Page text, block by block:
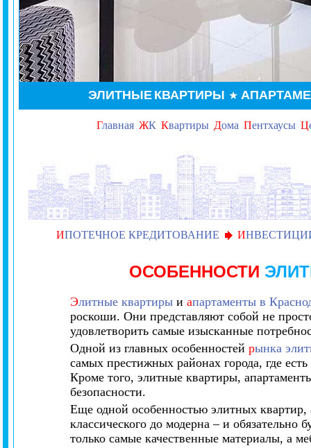
ЭЛИТНЫЕ КВАРТИРЫ ★
Главная ЖК Квартиры Дома Пентхаусы Ц
ИПОТЕЧНОЕ КРЕДИТОВАНИЕ И
ОСОБЕННОСТИ
Элитные квартиры и апартаменты в
роскоши. Они представляют собой не
удовлетворить самые изысканные
Одной из главных особенностей рынка
самых престижных районах города, где
Кроме того, элитные квартиры,
безопасности.
Еще одной особенностью элитных
классического до модерна – и обязательно
только самые качественные материалы, а